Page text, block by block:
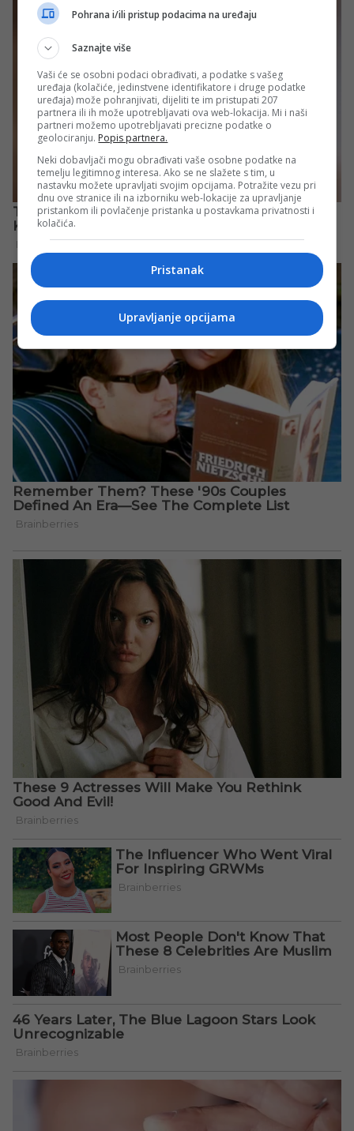
Pohrana i/ili pristup podacima na uređaju
Saznajte više
Vaši će se osobni podaci obrađivati, a podatke s vašeg
uređaja (kolačiće, jedinstvene identifikatore i druge podatke
uređaja) može pohranjivati, dijeliti te im pristupati 207
partnera ili ih može upotrebljavati ova web-lokacija. Mi i naši
partneri možemo upotrebljavati precizne podatke o
geolociranju. Popis partnera.
Neki dobavljači mogu obrađivati vaše osobne podatke na
temelju legitimnog interesa. Ako se ne slažete s tim, u
nastavku možete upravljati svojim opcijama. Potražite vezu pri
dnu ove stranice ili na izborniku web-lokacije za upravljanje
pristankom ili povlačenje pristanka u postavkama privatnosti i
kolačića.
Pristanak
Upravljanje opcijama